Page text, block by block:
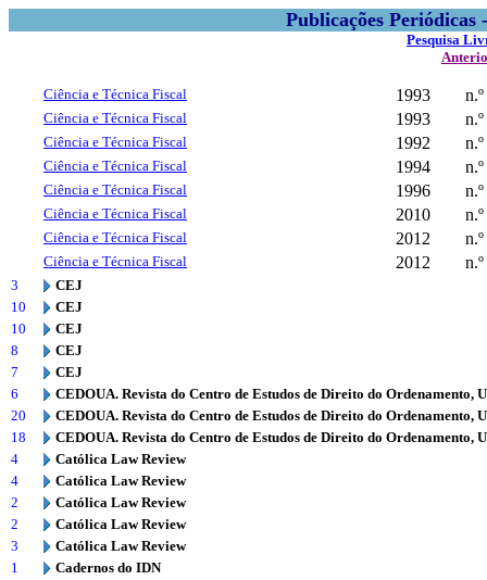
Publicações
Pesquisa
Ciência e Técnica Fiscal 1993
Ciência e Técnica Fiscal 1993
Ciência e Técnica Fiscal 1992
Ciência e Técnica Fiscal 1994
Ciência e Técnica Fiscal 1996
Ciência e Técnica Fiscal 2010
Ciência e Técnica Fiscal 2012
Ciência e Técnica Fiscal 2012
3
CEJ
10
CEJ
10
CEJ
8
CEJ
7
CEJ
6
CEDOUA. Revista do Centro de Estudos de Direito do Ordenamento,
20
CEDOUA. Revista do Centro de Estudos de Direito do Ordenamento,
18
CEDOUA. Revista do Centro de Estudos de Direito do Ordenamento,
4
Católica Law Review
4
Católica Law Review
2
Católica Law Review
2
Católica Law Review
3
Católica Law Review
1
Cadernos do IDN